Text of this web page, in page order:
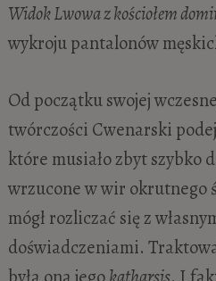
Widok Lwowa z kościołem
wykroju pantalonów
Od początku swojej
twórczości Cwenarski
które musiało zbyt szybko
wrzucone w wir okrutnego
mógł rozliczać się z
doświadczeniami.